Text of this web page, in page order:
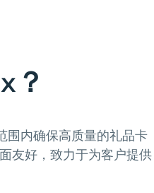
？
围内确保高质量的礼品卡
友好，致力于为客户提供